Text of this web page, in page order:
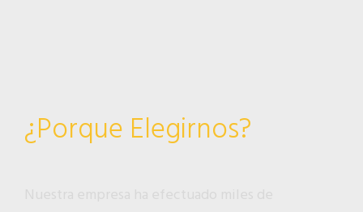
¿Porque Elegirnos?